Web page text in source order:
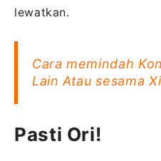
lewatkan.
Cara memindah
Lain Atau sesama
Pasti Ori!